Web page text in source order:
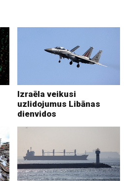
Izraēla veikusi
uzlidojumus Libānas
dienvidos